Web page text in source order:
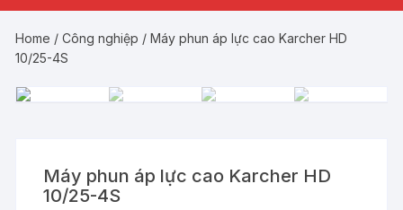
Home /Công nghiệp / Máy phun áp lực cao Karcher HD
10/25-4S
Máy phun áp lực cao Karcher HD
10/25-4S